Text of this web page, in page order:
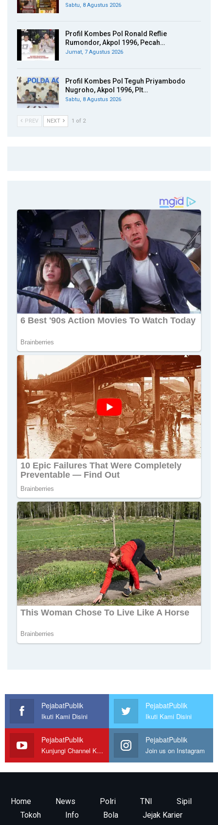
Sabtu, 8 Agustus 2026
Profil Kombes Pol Ronald Reflie
Rumondor, Akpol 1996, Pecah…
Jumat, 7 Agustus 2026
Profil Kombes Pol Teguh Priyambodo
Nugroho, Akpol 1996, Plt…
Sabtu, 8 Agustus 2026
PREV NEXT 1 of 2
PejabatPublik
Ikuti Kami Disini
PejabatPublik
Ikuti Kami Disini
PejabatPublik
Kunjungi Channel Kami
PejabatPublik
Join us on Instagram
Home News Polri TNI
Sipil
Tokoh
Info Bola Jejak Karier